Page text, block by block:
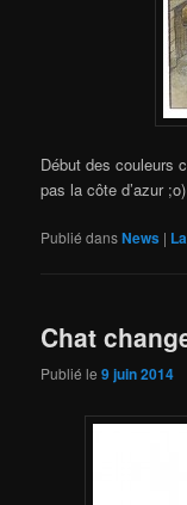
Début des couleurs
pas la côte d’azur ;o)
Publié dansNews |
Chat
Publié le9 juin 2014